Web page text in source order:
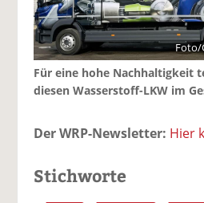
Foto/
Für eine hohe Nachhaltigkeit
diesen Wasserstoff-LKW im
Der WRP-Newsletter: Hier
Stichworte